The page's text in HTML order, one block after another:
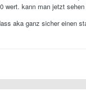
wert. kann man jetzt
aka ganz sicher einen